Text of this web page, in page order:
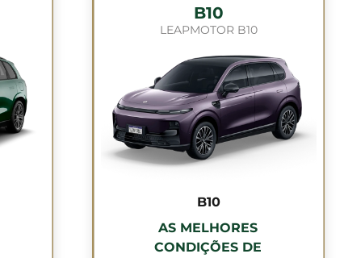
B10
LEAPMOTOR B10
B10
AS MELHORES
CONDIÇÕES DE